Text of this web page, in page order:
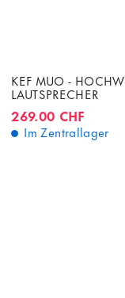
KEF MUO -
LAUTSPRECHER
269.00 CHF
Im Zentrallager